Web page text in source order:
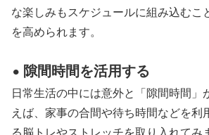
な楽しみもスケジュールに組み込むこ
を高められます。
⚫︎ 隙間時間を活用する
日常生活の中には意外と「隙間時間」
えば、家事の合間や待ち時間などを利
る脳トレやストレッチを取り入れてみ